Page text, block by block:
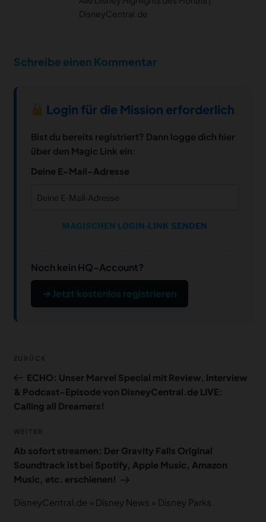
DisneyCentral.de
Schreibe einen Kommentar
Login für die Mission erforderlich
Bist du bereits registriert? Dann logge dich hier
über den Magic Link ein:
Deine E-Mail-Adresse
MAGISCHEN LOGIN-LINK SENDEN
Noch kein HQ-Account?
➔ Jetzt kostenlos registrieren
Beitrag
ECHO: Unser Marvel Special mit Review, Interview
& Podcast-Episode von DisneyCentral.de LIVE:
Calling all Dreamers!
Beitrag
Ab sofort streamen: Der Gravity Falls Original
Soundtrack ist bei Spotify, Apple Music, Amazon
Music, etc. erschienen!
DisneyCentral.de » Disney News » Disney Parks